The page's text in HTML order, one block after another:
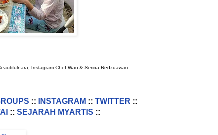
Instagram Chef Wan & Serina Redzuawan
:: INSTAGRAM :: TWITTER ::
:: SEJARAH MYARTIS ::